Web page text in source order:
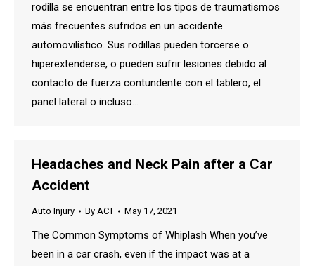
rodilla se encuentran entre los tipos de traumatismos
más frecuentes sufridos en un accidente
automovilístico. Sus rodillas pueden torcerse o
hiperextenderse, o pueden sufrir lesiones debido al
contacto de fuerza contundente con el tablero, el
panel lateral o incluso…
Headaches and Neck Pain after a Car
Accident
Auto Injury By ACT May 17, 2021
The Common Symptoms of Whiplash When you’ve
been in a car crash, even if the impact was at a